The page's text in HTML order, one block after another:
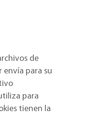
de
para su
para
tienen la